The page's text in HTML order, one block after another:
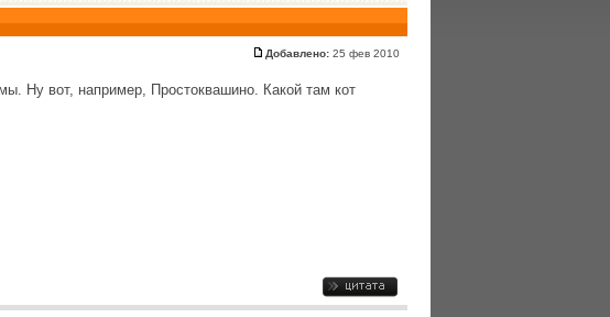
Добавлено: 25 фев 2010
Ну вот, например, Простоквашино. Какой там кот